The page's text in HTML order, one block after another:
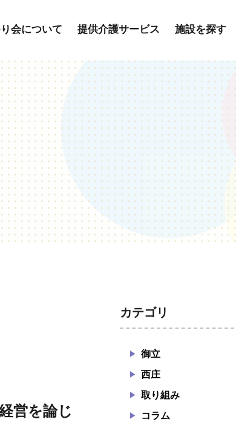
会について
概要 地域貢献
提供介護サービス
訪問介護
訪問介護 （ホームヘルパー）
小規模多機能ホーム
その他サービス
居宅介護支援事業所
度別施設表
施設を探す
外国人採用 給与と退職金一覧
営を論じ
カテゴリ
御立
西庄
取り組み
コラム